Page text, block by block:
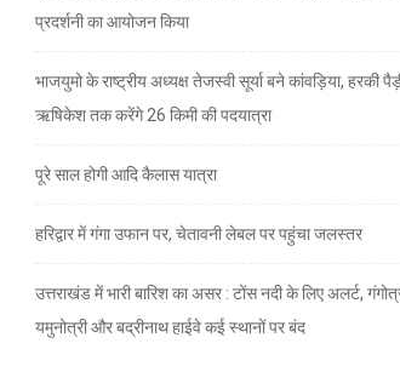
प्रदर्शनी का आयोजन किया
भाजयुमो के राष्ट्रीय अध्यक्ष तेजस्वी सूर्या बने कांवड़िया, हरकी
ऋषिकेश तक करेंगे 26 किमी की पदयात्रा
पूरे साल होगी आदि कैलास यात्रा
हरिद्वार में गंगा उफान पर, चेतावनी लेबल पर पहुंचा जलस्तर
उत्तराखंड में भारी बारिश का असर : टोंस नदी के लिए अलर्ट,
यमुनोत्री और बद्रीनाथ हाईवे कई स्थानों पर बंद